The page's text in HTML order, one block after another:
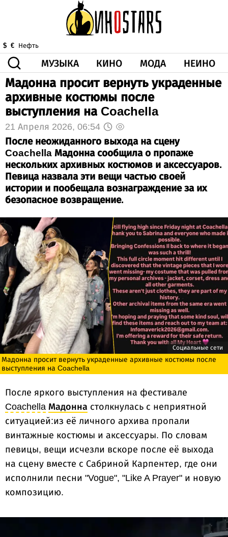
$ € Нефть
МУЗЫКА КИНО МОДА НЕИНО
ЗДОРОВЬЕ КОРОНА ИСКУССТВО
ВИДЕО
ГОРОСКОП
Мадонна просит вернуть украденные
архивные костюмы после
выступления на Coachella
21 Апреля 2026, 06:54
После неожиданного выхода на сцену
Coachella Мадонна сообщила о пропаже
нескольких архивных костюмов и аксессуаров.
Певица назвала эти вещи частью своей
истории и пообещала вознаграждение за их
безопасное возвращение.
Социальные сети
Мадонна просит вернуть украденные архивные костюмы после
выступления на Coachella
После яркого выступления на фестивале
Coachella Мадонна столкнулась с неприятной
ситуацией:из её личного архива пропали
винтажные костюмы и аксессуары. По словам
певицы, вещи исчезли вскоре после её выхода
на сцену вместе с Сабриной Карпентер, где они
исполнили песни "Vogue", "Like A Prayer" и новую
композицию.